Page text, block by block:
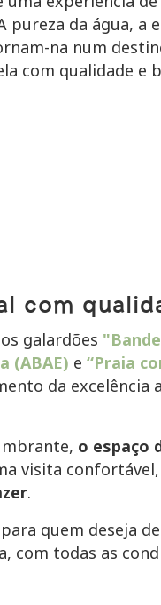
pureza da água, a
na num
com qualidade e
com
galardões
(ABAE) e “Praia
da excelência
o espaço
visita
.
para quem deseja
com todas as